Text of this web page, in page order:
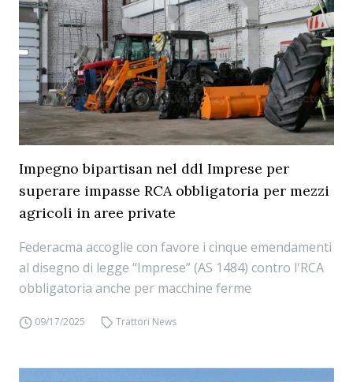
Impegno bipartisan nel ddl Imprese per
superare impasse RCA obbligatoria per mezzi
agricoli in aree private
Federacma accoglie con favore i cinque emendamenti
al disegno di legge “Imprese” (AS 1484) contro l'RCA
obbligatoria anche per macchine ferme
09/17/2025 Trattori News